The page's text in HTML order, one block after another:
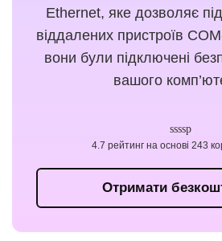
Ethernet, яке дозволяє
віддалених пристроїв
вони були підключені
вашого
Отримати
4.7 рейтинг на основі 243